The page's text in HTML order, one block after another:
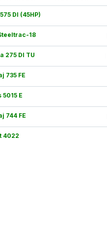
DI (45HP)
18
275 DI TU
735 FE
5015 E
744 FE
4022